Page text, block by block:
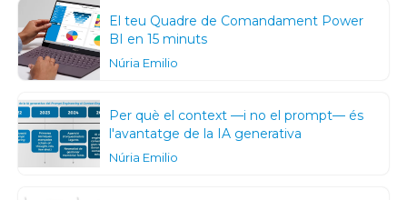
El teu Quadre de Comandament Power
BI en 15 minuts
Núria Emilio
Per què el context —i no el prompt— és
l'avantatge de la IA generativa
Núria Emilio